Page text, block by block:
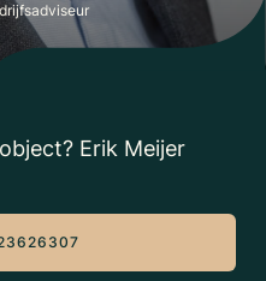
Erik Meijer